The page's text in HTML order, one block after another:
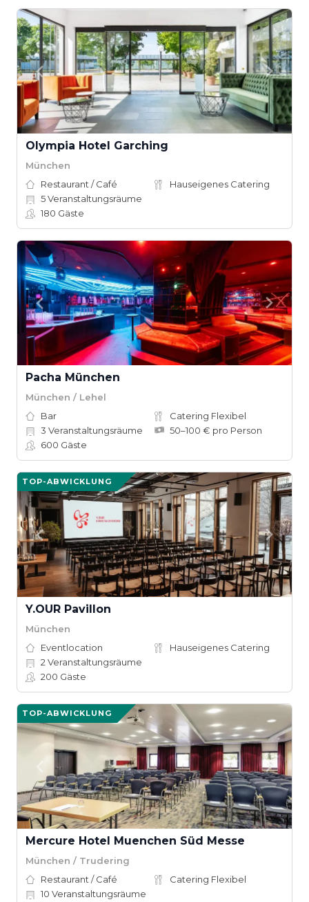
Olympia Hotel Garching
München
Restaurant / Café
Hauseigenes Catering
5Veranstaltungsräume
180 Gäste
Pacha München
München / Lehel
Bar
Catering Flexibel
3 Veranstaltungsräume
50–100 € pro Person
600 Gäste
TOP-ABWICKLUNG
Y.OUR Pavillon
München
Eventlocation
Hauseigenes Catering
2 Veranstaltungsräume
200 Gäste
TOP-ABWICKLUNG
Mercure Hotel Muenchen Süd Messe
München / Trudering
Restaurant / Café
Catering Flexibel
10 Veranstaltungsräume